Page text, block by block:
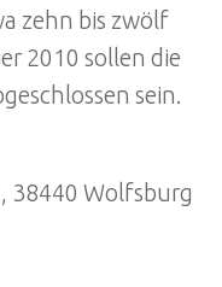
zehn bis zwölf
2010 sollen die
sein.
38440 Wolfsburg